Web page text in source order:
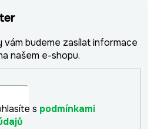
vám budeme zasílat informace
našem e-shopu.
s podmínkami